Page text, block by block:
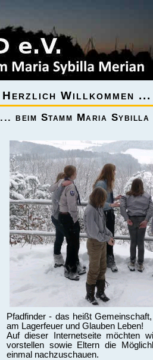
Herzlich Willkommen ...
... beim Stamm Maria
Pfadfinder - das heißt
am Lagerfeuer und Glauben Leben!
Auf dieser Internetseite möchten
vorstellen sowie Eltern die
einmal nachzuschauen.